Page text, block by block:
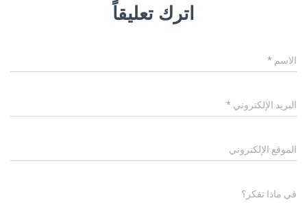
اترك تعليقاً
الاسم *
البريد الإلكتروني *
الموقع الإلكتروني
في ماذا تفكر؟